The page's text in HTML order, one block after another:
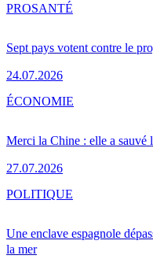
Sept pays votent contre le
24.07.2026
PROSANTÉ
Merci la Chine : elle a sauvé
27.07.2026
ÉCONOMIE
Une enclave espagnole
la mer
POLITIQUE